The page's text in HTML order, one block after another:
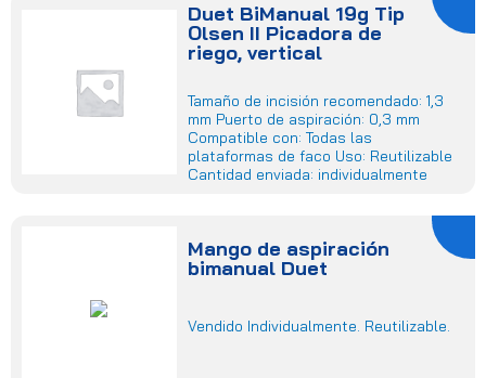
Duet BiManual 19g Tip
Olsen II Picadora de
riego, vertical
Tamaño de incisión recomendado: 1,3
mm Puerto de aspiración: 0,3 mm
Compatible con: Todas las
plataformas de faco Uso: Reutilizable
Cantidad enviada: individualmente
Mango de aspiración
bimanual Duet
Vendido Individualmente. Reutilizable.